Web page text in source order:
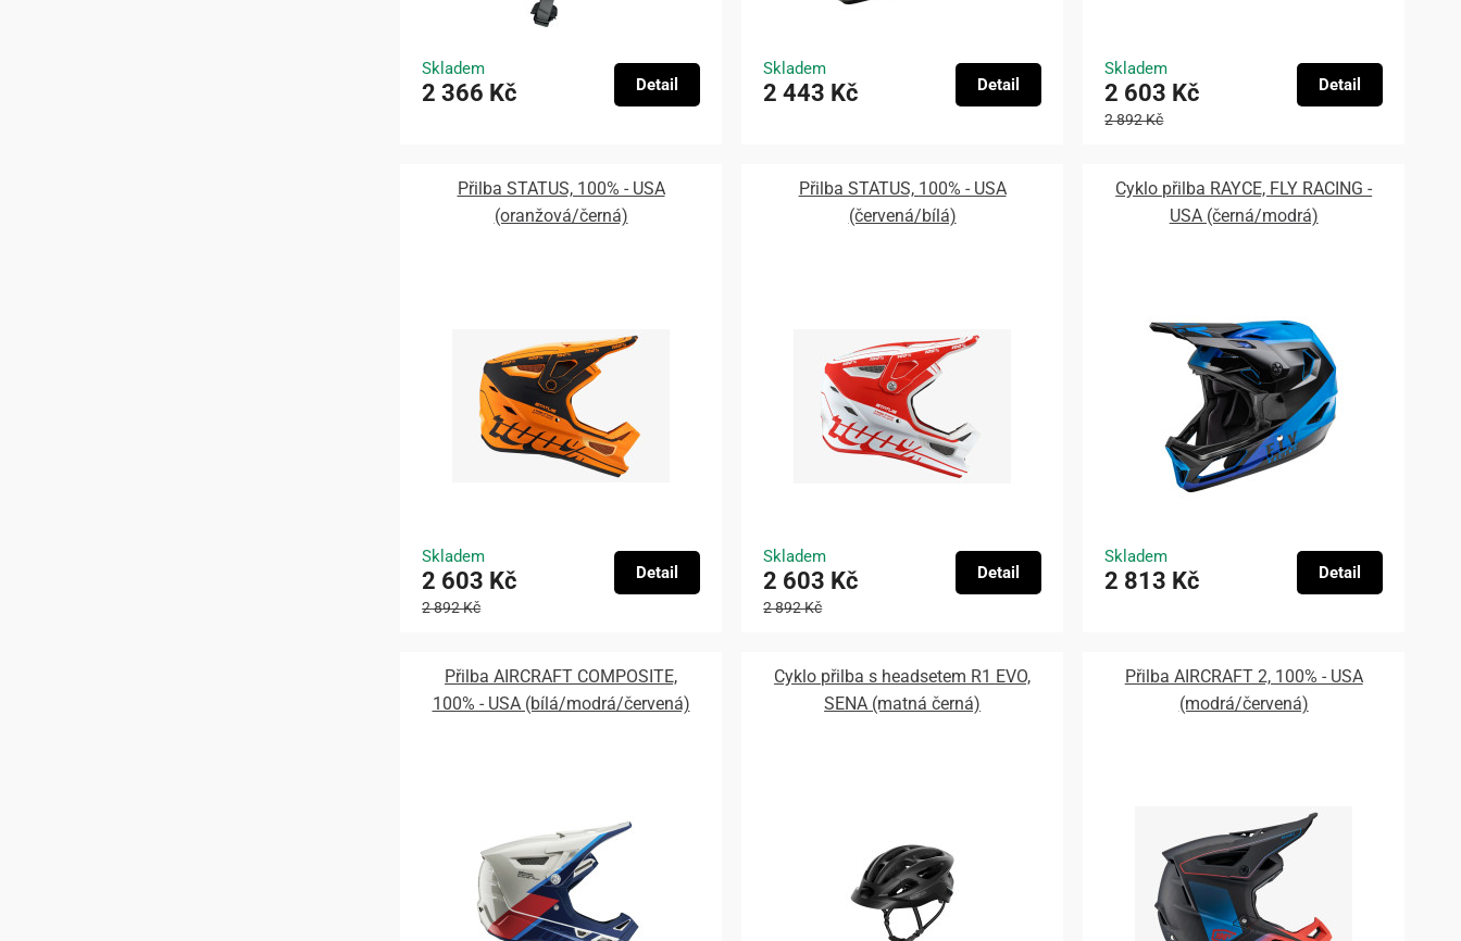
Skladem
2 366 Kč Detail
Skladem
2 443 Kč Detail
Skladem
2 603 Kč
2 892 Kč
Detail
Přilba STATUS, 100% - USA
(oranžová/černá)
Skladem
2 603 Kč
2 892 Kč
Detail
Přilba STATUS, 100% - USA
(červená/bílá)
Skladem
2 603 Kč
2 892 Kč
Detail
Cyklo přilba RAYCE, FLY RACING -
USA (černá/modrá)
Skladem
2 813 Kč Detail
Přilba AIRCRAFT COMPOSITE,
100% - USA (bílá/modrá/červená)
Cyklo přilba s headsetem R1 EVO,
SENA (matná černá)
Přilba AIRCRAFT 2, 100% - USA
(modrá/červená)